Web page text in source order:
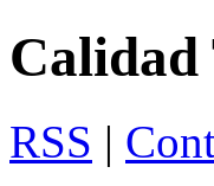
RSS |